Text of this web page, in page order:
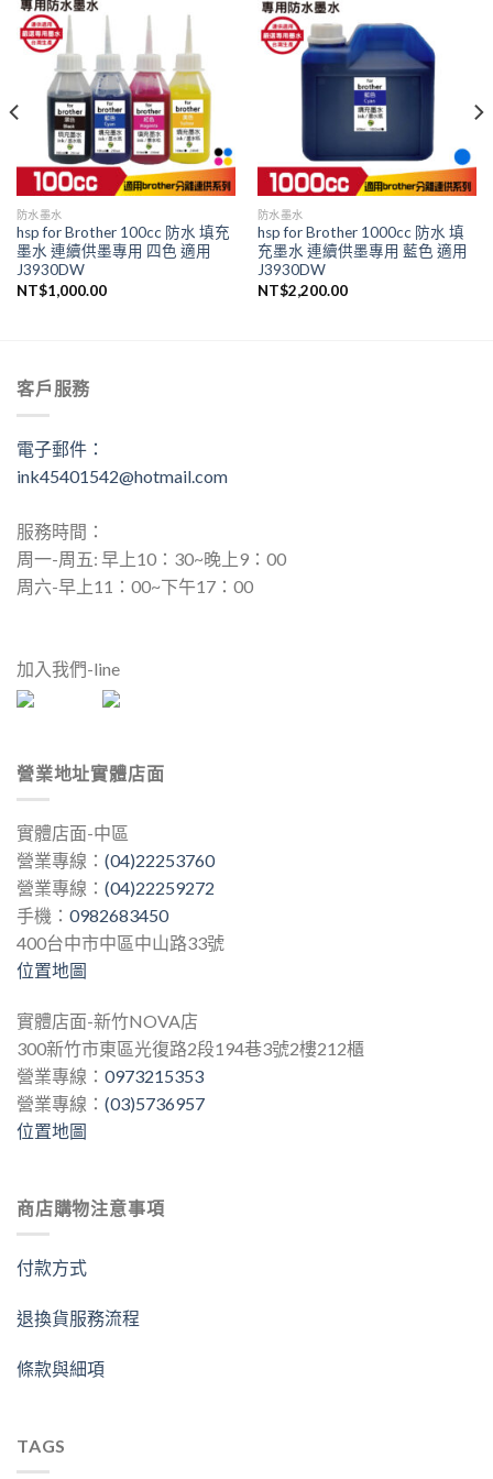
防水墨水
hsp for Brother 100cc 防水 填充
墨水 連續供墨專用 四色 適用
J3930DW
NT$1,000.00
防水墨水
hsp for Brother 1000cc 防水 填
充墨水 連續供墨專用 藍色 適用
J3930DW
NT$2,200.00
客戶服務
電子郵件：
ink45401542@hotmail.com
服務時間：
周一-周五: 早上10：30~晚上9：00
周六-早上11：00~下午17：00
加入我們-line
營業地址實體店面
實體店面-中區
營業專線： (04)22253760
營業專線： (04)22259272
手機： 0982683450
400台中市中區中山路33號
位置地圖
實體店面-新竹NOVA店
300新竹市東區光復路2段194巷3號2樓212櫃
營業專線： 0973215353
營業專線： (03)5736957
位置地圖
商店購物注意事項
付款方式
退換貨服務流程
條款與細項
TAGS